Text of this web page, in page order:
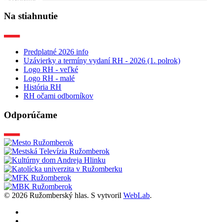
Na stiahnutie
Predplatné 2026 info
Uzávierky a termíny vydaní RH - 2026 (1. polrok)
Logo RH - veľké
Logo RH - malé
História RH
RH očami odborníkov
Odporúčame
© 2026 Ružomberský hlas. S vytvoril WebLab.